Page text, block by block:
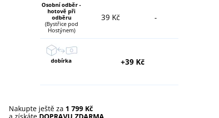
Osobní odběr -
hotově při
odběru
(Bystřice pod
Hostýnem)
39 Kč -
dobírka +39 Kč
Nakupte ještě za 1 799 Kč